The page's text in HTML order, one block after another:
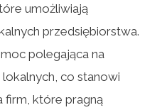
umożliwiają
przedsiębiorstwa.
polegająca na
co stanowi
firm, które pragną